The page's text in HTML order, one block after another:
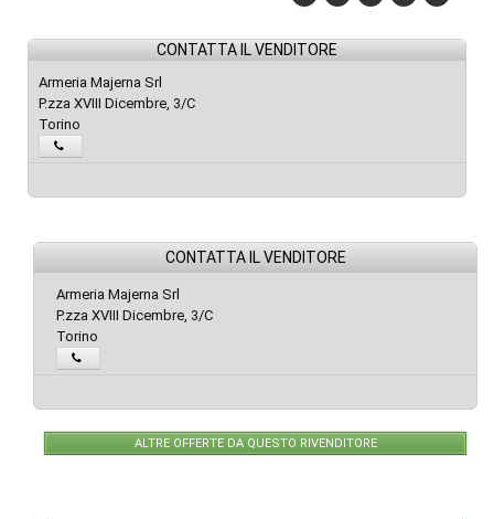
CONTATTA IL VENDITORE
Armeria Majerna Srl
P.zza XVIII Dicembre, 3/C
Torino
CONTATTA IL VENDITORE
Armeria Majerna Srl
P.zza XVIII Dicembre, 3/C
Torino
ALTRE OFFERTE DA QUESTO RIVENDITORE